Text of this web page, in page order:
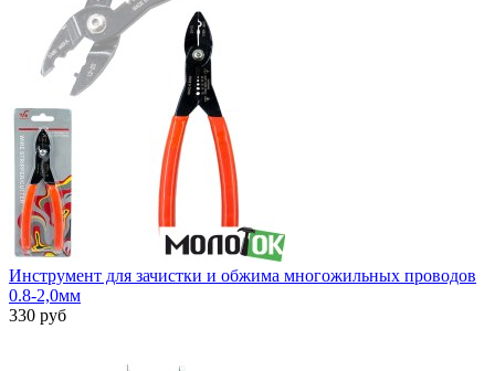
Инструмент для зачистки и обжима многожильных проводов
0.8-2,0мм
330 руб